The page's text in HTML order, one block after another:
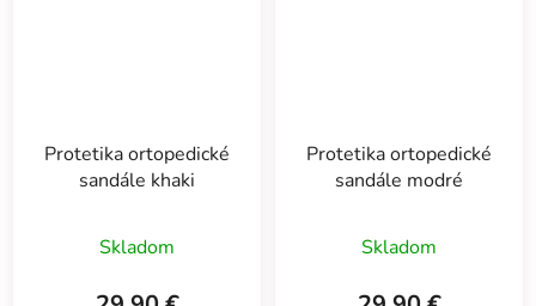
Protetika ortopedické
sandále khaki
Skladom
Protetika ortopedické
sandále modré
Skladom